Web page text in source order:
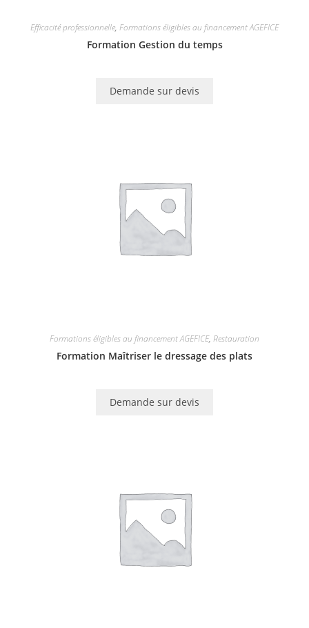
Efficacité professionnelle, Formations éligibles au financement AGEFICE
Formation Gestion du temps
Demande sur devis
Formations éligibles au financement AGEFICE, Restauration
Formation Maîtriser le dressage des plats
Demande sur devis